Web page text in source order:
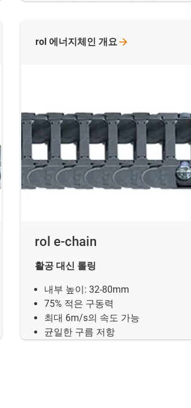
rol e-chain
활공 대신 롤링
내부 높이: 32-80mm
75% 적은 구동력
최대 6m/s의 속도 가능
균일한 구름 저항
rol 에너지체인 개요